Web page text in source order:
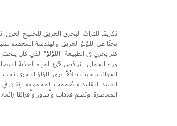
تكريمًا للتراث البحري العريق للخليج
بحثًا عن اللؤلؤ العريق والهندسة المعقدة
كنز بحري في الطبيعة "اللؤلؤ" الذي كان
وراء الجمال. تتراقص لآلئ المياه العذبة
الجوانب، حيث يتلألأ عرق اللؤلؤ البحري
الصيد التقليدية. صُممت المجموعة بإتقان في
المعاصرة، وتضم قلادات وأساور وأقراطًا رائعة.